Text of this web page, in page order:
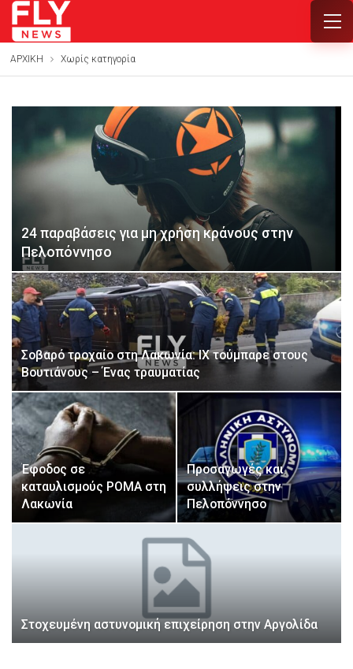
ΑΡΧΙΚΗ Χωρίς κατηγορία
24 παραβάσεις για μη χρήση κράνους στην
Πελοπόννησο
Σοβαρό τροχαίο στη Λακωνία: ΙΧ τούμπαρε στους
Βουτιάνους – Ένας τραυματίας
Έφοδος σε
καταυλισμούς ΡΟΜΑ στη
Λακωνία
Προσαγωγές και
συλλήψεις στην
Πελοπόννησο
Στοχευμένη αστυνομική επιχείρηση στην Αργολίδα